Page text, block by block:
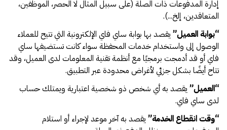
إدارة المدفوعات ذات الصلة (على سبيل المثال لا الحصر، الموظفين،
المتعاقدين، إلخ...).
“بوابة العميل” يقصد بها بوابة ساي فاي الإلكترونية التي تتيح للعملاء
الوصول إلى واستخدام خدمات المحفظة سواء كانت تستضيفها ساي
فاي أو قد أدمجت برمجيًا مع أنظمة تقنية المعلومات لدى العميل، وقد
تتاح أيضًا بشكل جزئي لأغراض محدودة عبر التطبيق.
“العميل” يقصد به أي شخص ذو شخصية اعتبارية ويمتلك حساب
لدى ساي فاي.
“وقت انقطاع الخدمة” يقصد به آخر موعد لإجراء أو استلام